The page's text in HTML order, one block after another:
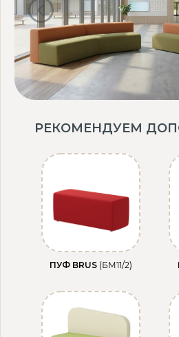
РЕКОМЕНДУЕМ
ПУФ BRUS (БМ11/2)